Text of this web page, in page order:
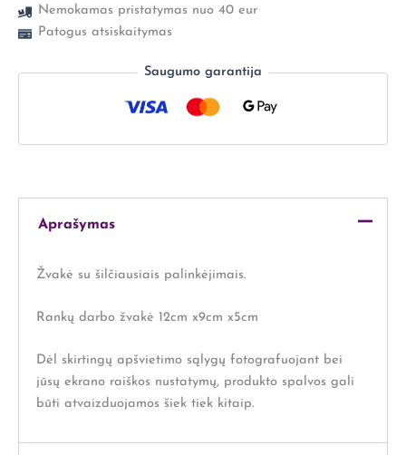
Nemokamas pristatymas nuo 40 eur
Patogus atsiskaitymas
Saugumo garantija
Aprašymas
Žvakė su šilčiausiais palinkėjimais.
Rankų darbo žvakė 12cm x9cm x5cm
Dėl skirtingų apšvietimo sąlygų fotografuojant bei
jūsų ekrano raiškos nustatymų, produkto spalvos gali
būti atvaizduojamos šiek tiek kitaip.